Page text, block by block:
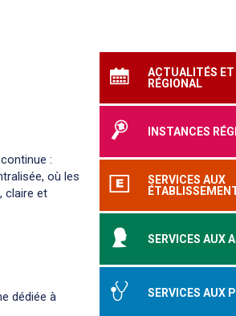
ACTUALITÉS ET
RÉGIONAL
INSTANCES
SERVICES AUX
SERVICES AUX
SERVICES AUX
:
où les
claire et
dédiée à